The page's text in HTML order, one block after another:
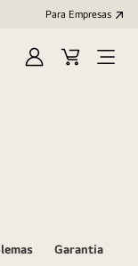
Para Empresas
IniciarCart
Open
Garantia